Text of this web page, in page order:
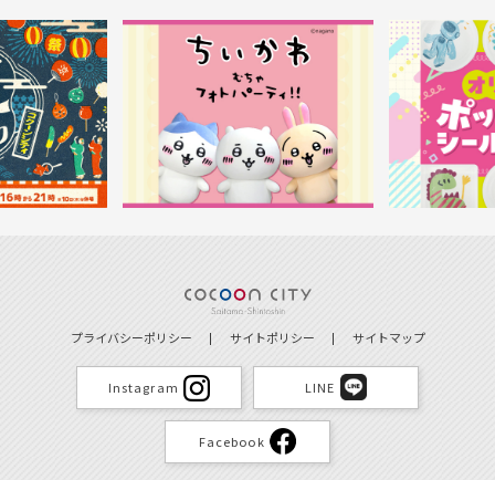
プライバシーポリシー サイトポリシー サイトマップ
Instagram LINE
Facebook